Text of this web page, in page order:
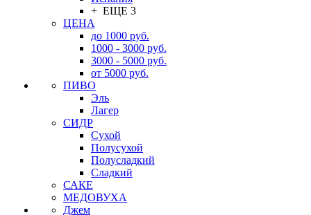
+ ЕЩЕ 3
ЦЕНА
до 1000 руб.
1000 - 3000 руб.
3000 - 5000 руб.
от 5000 руб.
ПИВО
Эль
Лагер
СИДР
Сухой
Полусухой
Полусладкий
Сладкий
САКЕ
МЕДОВУХА
Джем